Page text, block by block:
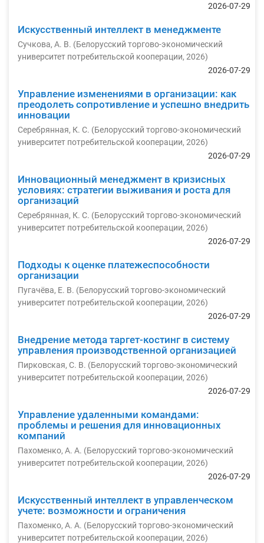
2026-07-29
Искусственный интеллект в менеджменте
Сучкова, А. В. (Белорусский торгово-экономический
университет потребительской кооперации, 2026)
2026-07-29
Управление изменениями в организации: как
преодолеть сопротивление и успешно внедрить
инновации
Серебрянная, К. С. (Белорусский торгово-экономический
университет потребительской кооперации, 2026)
2026-07-29
Инновационный менеджмент в кризисных
условиях: стратегии выживания и роста для
организаций
Серебрянная, К. С. (Белорусский торгово-экономический
университет потребительской кооперации, 2026)
2026-07-29
Подходы к оценке платежеспособности
организации
Пугачёва, Е. В. (Белорусский торгово-экономический
университет потребительской кооперации, 2026)
2026-07-29
Внедрение метода таргет-костинг в систему
управления производственной организацией
Пирковская, С. В. (Белорусский торгово-экономический
университет потребительской кооперации, 2026)
2026-07-29
Управление удаленными командами:
проблемы и решения для инновационных
компаний
Пахоменко, А. А. (Белорусский торгово-экономический
университет потребительской кооперации, 2026)
2026-07-29
Искусственный интеллект в управленческом
учете: возможности и ограничения
Пахоменко, А. А. (Белорусский торгово-экономический
университет потребительской кооперации, 2026)